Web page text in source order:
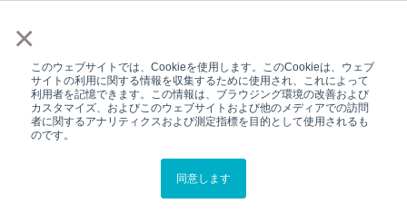
×
このウェブサイトでは、Cookieを使用します。このCookieは、ウェブ
サイトの利用に関する情報を収集するために使用され、これによって
利用者を記憶できます。この情報は、ブラウジング環境の改善および
カスタマイズ、およびこのウェブサイトおよび他のメディアでの訪問
者に関するアナリティクスおよび測定指標を目的として使用されるも
のです。
同意します
Top 補聴器ってどんなもの？
補聴器ってどんなもの？
難聴について、またそれに関わる補
聴器について補聴器をご購入いただ